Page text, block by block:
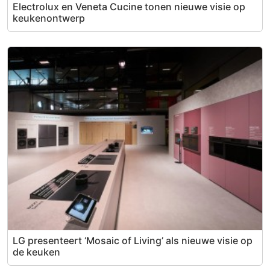
Electrolux en Veneta Cucine tonen nieuwe visie op
keukenontwerp
LG presenteert ‘Mosaic of Living’ als nieuwe visie op
de keuken